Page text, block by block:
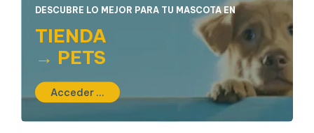
DESCUBRE LO MEJOR PARA TU MASCOTA EN
TIENDA
→ PETS
Acceder ...